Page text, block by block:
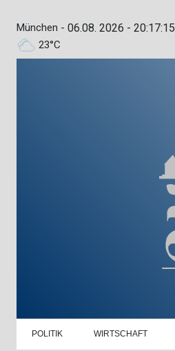
München -
23°C
06.08. 2026 - 20:17:16
POLITIK WIRTSCHAFT